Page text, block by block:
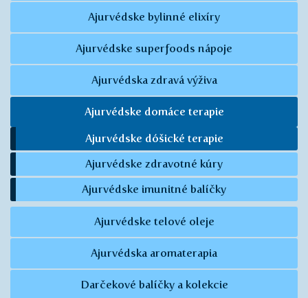
Ajurvédske bylinné elixíry
Ajurvédske superfoods nápoje
Ajurvédska zdravá výživa
Ajurvédske domáce terapie
Ajurvédske dóšické terapie
Ajurvédske zdravotné kúry
Ajurvédske imunitné balíčky
Ajurvédske telové oleje
Ajurvédska aromaterapia
Darčekové balíčky a kolekcie